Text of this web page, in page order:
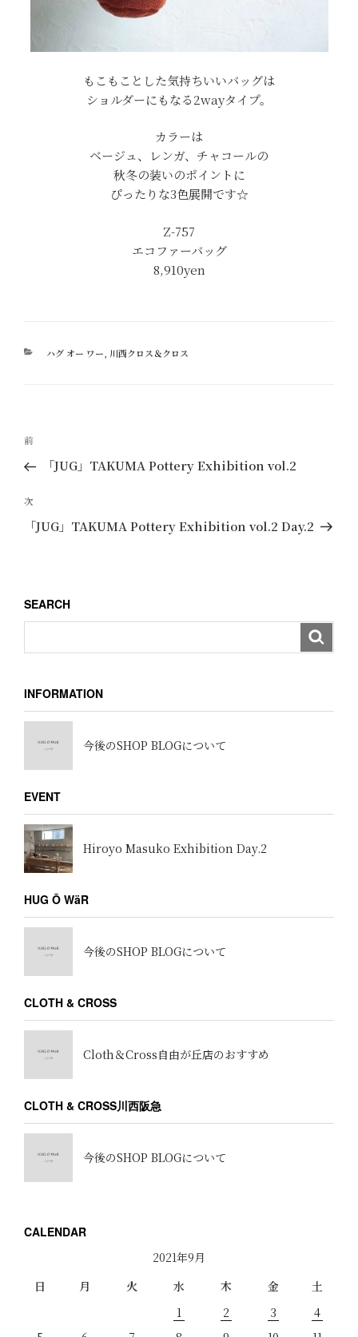
もこもことした気持ちいいバッグは
ショルダーにもなる2wayタイプ。
カラーは
ベージュ、レンガ、チャコールの
秋冬の装いのポイントに
ぴったりな3色展開です☆
Z-757
エコファーバッグ
8,910yen
カ
ハグ オー ワー, 川西クロス＆クロス
投
ナ
ビ
ゲ
ン
過
去
投
稿
前
「JUG」TAKUMA Pottery Exhibition vol.2
次
の
次
「JUG」TAKUMA Pottery Exhibition vol.2 Day.2
SEARCH
INFORMATION
今後のSHOP BLOGについて
EVENT
Hiroyo Masuko Exhibition Day.2
HUG Ō WäR
今後のSHOP BLOGについて
CLOTH & CROSS
Cloth＆Cross自由が丘店のおすすめ
CLOTH & CROSS川西阪急
今後のSHOP BLOGについて
CALENDAR
2021年9月
日
月 火 水 木 金
土
1
2 3
4